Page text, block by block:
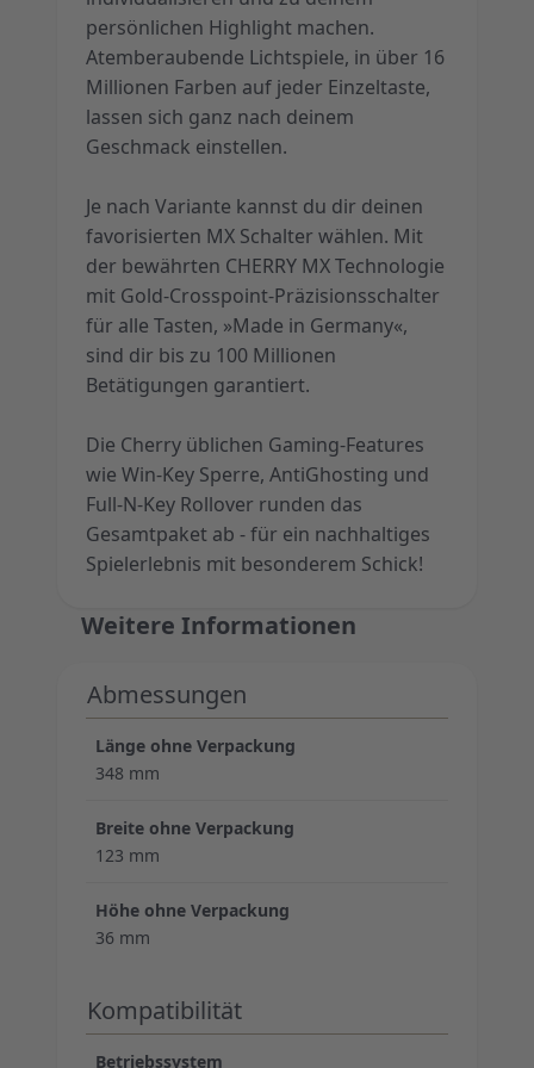
persönlichen Highlight machen.
Atemberaubende Lichtspiele, in über 16
Millionen Farben auf jeder Einzeltaste,
lassen sich ganz nach deinem
Geschmack einstellen.
Je nach Variante kannst du dir deinen
favorisierten MX Schalter wählen. Mit
der bewährten CHERRY MX Technologie
mit Gold-Crosspoint-Präzisionsschalter
für alle Tasten, »Made in Germany«,
sind dir bis zu 100 Millionen
Betätigungen garantiert.
Die Cherry üblichen Gaming-Features
wie Win-Key Sperre, AntiGhosting und
Full-N-Key Rollover runden das
Gesamtpaket ab - für ein nachhaltiges
Spielerlebnis mit besonderem Schick!
Weitere Informationen
Abmessungen
Länge ohne Verpackung
348 mm
Breite ohne Verpackung
123 mm
Höhe ohne Verpackung
36 mm
Kompatibilität
Betriebssystem